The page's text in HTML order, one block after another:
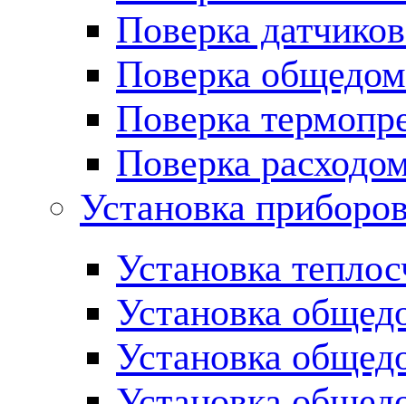
Поверка
Поверка
Поверка
Поверка
Установка
Установка
Установка
Установка